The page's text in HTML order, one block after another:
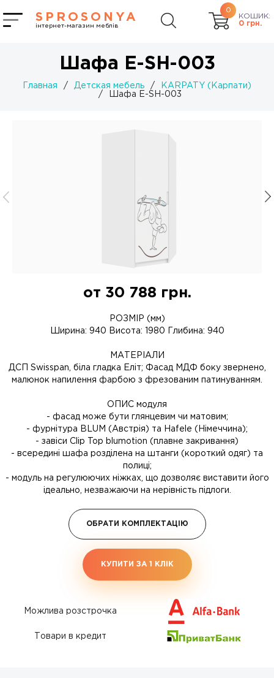
SPROSONYA
інтернет-магазин меблів
0
КОШИК:
0 грн.
Шафа Е-SH-003
Главная / Детская мебель /
KARPATY (Карпати)
/
Шафа Е-SH-003
от 30 788 грн.
РОЗМІР (мм)
Ширина: 940 Висота: 1980 Глибина: 940
МАТЕРІАЛИ
ДСП Swisspan, біла гладка Еліт; Фасад МДФ боку звернено,
малюнок напилення фарбою з фрезованим патинуванням.
ОПИС модуля
- фасад може бути глянцевим чи матовим;
- фурнітура BLUM (Австрія) та Hafele (Німеччина);
- завіси Clip Top blumotion (плавне закривання)
- всередині шафа розділена на штанги (короткий одяг) та
полиці;
- модуль на регулюючих ніжках, що дозволяє виставити його
ідеально, незважаючи на нерівність підлоги.
ОБРАТИ КОМПЛЕКТАЦІЮ
КУПИТИ ЗА 1 КЛIК
Можлива розстрочка
Товари в кредит